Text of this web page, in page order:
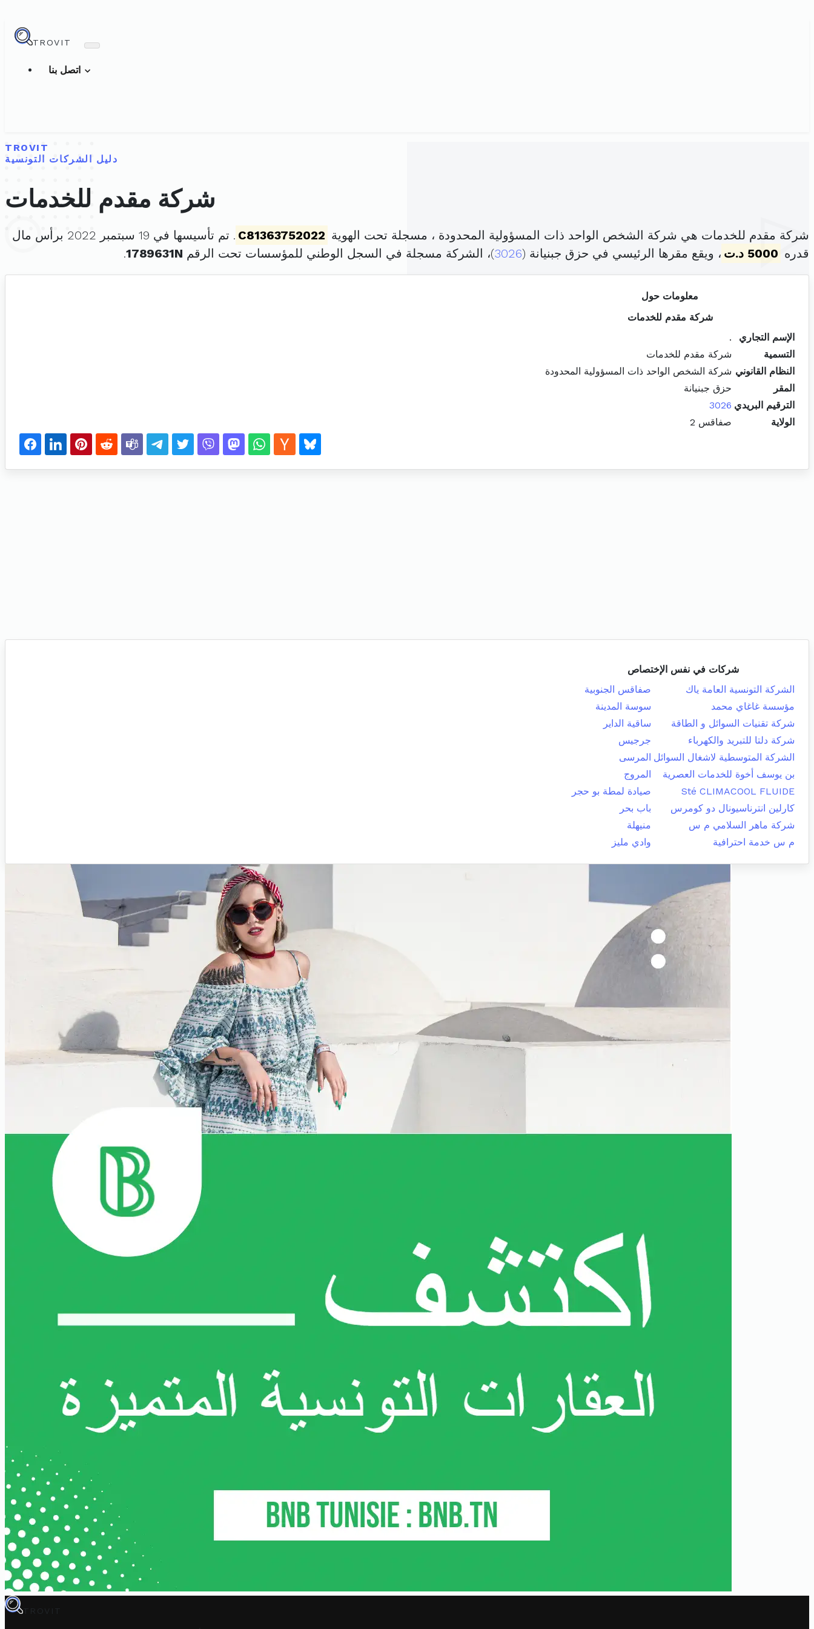
TROVIT
TROVIT
دليل الشركات التونسية
شركة مقدم للخدمات
شركة مقدم للخدمات هي شركة الشخص الواحد ذات المسؤولية المحدودة ، مسجلة تحت الهوية C81363752022
. تم تأسيسها في 19 سبتمبر 2022 برأس مال
قدره 5000 د.ت ، ويقع مقرها الرئيسي في حزق جبنيانة (3026)، الشركة مسجلة في السجل الوطني للمؤسسات تحت الرقم 1789631N
.
معلومات حول
شركة مقدم للخدمات
الإسم التجاري
.
التسمية
شركة مقدم للخدمات
النظام القانوني شركة الشخص الواحد ذات المسؤولية المحدودة
المقر
حزق جبنيانة
الترقيم البريدي 3026
الولاية
صفاقس 2
شركات في نفس الإختصاص
الشركة التونسية العامة ياك
صفاقس الجنوبية
مؤسسة غاغاي محمد
سوسة المدينة
شركة تقنيات السوائل و الطاقة
ساقية الداير
شركة دلتا للتبريد والكهرباء
جرجيس
الشركة المتوسطية لاشغال السوائل المرسى
بن يوسف أخوة للخدمات العصرية
المروج
Sté CLIMACOOL FLUIDE
صيادة لمطة بو حجر
كارلين انترناسيونال دو كومرس
باب بحر
شركة ماهر السلامي م س
منيهلة
م س خدمة احترافية
وادي مليز
TROVIT